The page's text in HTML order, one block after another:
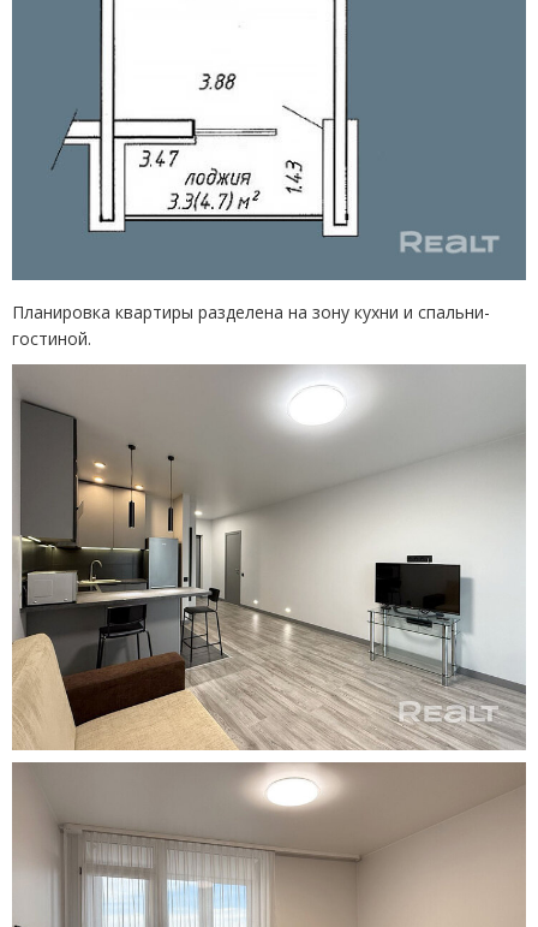
Планировка квартиры разделена на зону кухни и спальни-
гостиной.